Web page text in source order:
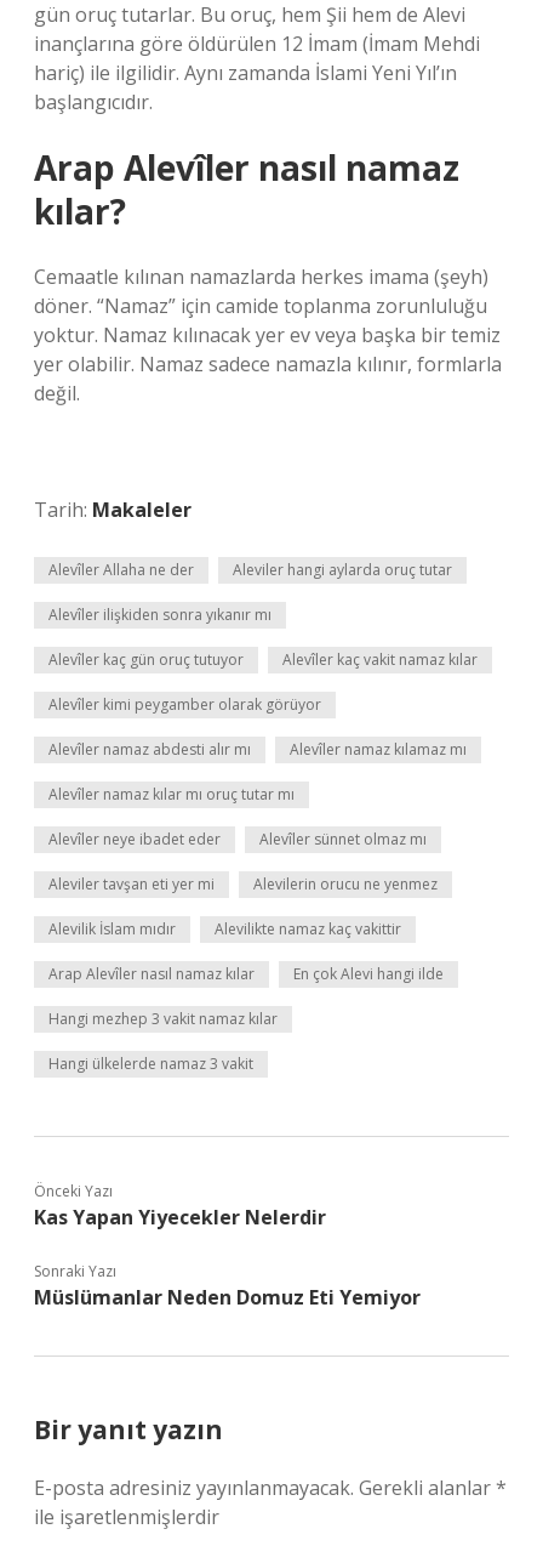
gün oruç tutarlar. Bu oruç, hem Şii hem de Alevi
inançlarına göre öldürülen 12 İmam (İmam Mehdi
hariç) ile ilgilidir. Aynı zamanda İslami Yeni Yıl’ın
başlangıcıdır.
Arap Alevîler nasıl namaz
kılar?
Cemaatle kılınan namazlarda herkes imama (şeyh)
döner. “Namaz” için camide toplanma zorunluluğu
yoktur. Namaz kılınacak yer ev veya başka bir temiz
yer olabilir. Namaz sadece namazla kılınır, formlarla
değil.
Tarih: Makaleler
Alevîler Allaha ne der Aleviler hangi aylarda oruç tutar
Alevîler ilişkiden sonra yıkanır mı
Alevîler kaç gün oruç tutuyor Alevîler kaç vakit namaz kılar
Alevîler kimi peygamber olarak görüyor
Alevîler namaz abdesti alır mı Alevîler namaz kılamaz mı
Alevîler namaz kılar mı oruç tutar mı
Alevîler neye ibadet eder Alevîler sünnet olmaz mı
Aleviler tavşan eti yer mi Alevilerin orucu ne yenmez
Alevilik İslam mıdır Alevilikte namaz kaç vakittir
Arap Alevîler nasıl namaz kılar En çok Alevi hangi ilde
Hangi mezhep 3 vakit namaz kılar
Hangi ülkelerde namaz 3 vakit
Önceki Yazı
Kas Yapan Yiyecekler Nelerdir
Sonraki Yazı
Müslümanlar Neden Domuz Eti Yemiyor
Bir yanıt yazın
E-posta adresiniz yayınlanmayacak. Gerekli alanlar*
ile işaretlenmişlerdir